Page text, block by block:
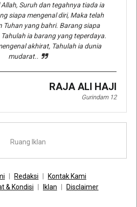
Suruh dan tegahnya tiada ia
siapa mengenal diri, Maka telah
Tuhan yang bahri. Barang siapa
ia barang yang teperdaya.
akhirat, Tahulah ia dunia
mudarat..
RAJA ALI HAJI
Gurindam 12
Ruang Iklan
Redaksi
Kontak Kami
& Kondisi Iklan
Disclaimer